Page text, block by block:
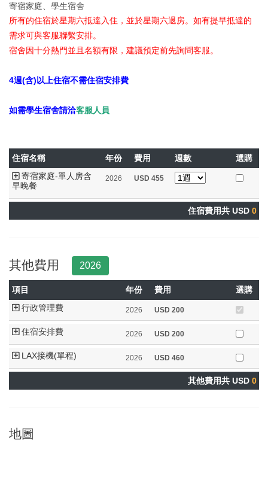
寄宿家庭、學生宿舍
所有的住宿於星期六抵達入住，並於星期六退房。如有提早抵達的
需求可與客服聯繫安排。
宿舍因十分熱門並且名額有限，建議預定前先詢問客服。
4週(含)以上住宿不需住宿安排費
如需學生宿舍請洽客服人員
住宿名稱 年份 費用 週數
選購
寄宿家庭-單人房含
早晚餐
2026 USD 455
住宿費用共 USD 0
其他費用 2026
項目 年份 費用
選購
行政管理費
2026 USD 200
住宿安排費 2026 USD 200
LAX接機(單程) 2026 USD 460
其他費用共 USD 0
地圖